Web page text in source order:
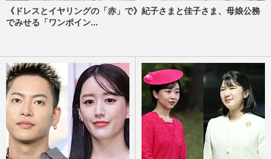
《ドレスとイヤリングの「赤」で》紀子さまと佳子さま、母娘公務
でみせる「ワンポイン...